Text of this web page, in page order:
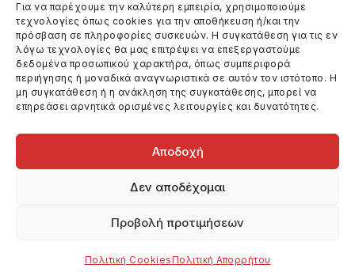
Για να παρέχουμε την καλύτερη εμπειρία, χρησιμοποιούμε
τεχνολογίες όπως cookies για την αποθήκευση ή/και την
πρόσβαση σε πληροφορίες συσκευών. Η συγκατάθεση για τις εν
λόγω τεχνολογίες θα μας επιτρέψει να επεξεργαστούμε
δεδομένα προσωπικού χαρακτήρα, όπως συμπεριφορά
περιήγησης ή μοναδικά αναγνωριστικά σε αυτόν τον ιστότοπο. Η
μη συγκατάθεση ή η ανάκληση της συγκατάθεσης, μπορεί να
επηρεάσει αρνητικά ορισμένες λειτουργίες και δυνατότητες.
Αποδοχή
Δεν αποδέχομαι
Προβολή προτιμήσεων
Πολιτική CookiesΠολιτική Απορρήτου
Πολιτική Cookies (ΕΕ)
Στοιχεία Επικοινωνίας
Καλεσέ μας
(+30) 6974123481
Στείλε μας email
info@filmandtheater.gr
Copyright 2026 Filmandtheater / All rights reserved